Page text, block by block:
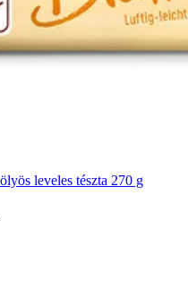
leveles tészta 270 g